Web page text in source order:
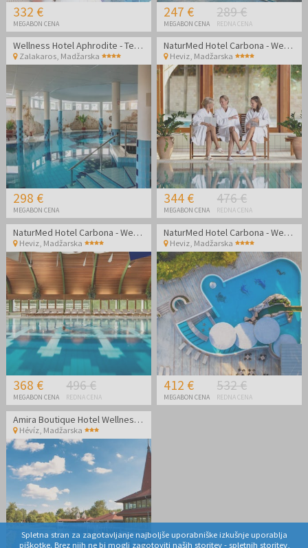
332 €
MEGABON CENA
247 €
MEGABON CENA
289 €
REDNA CENA
Wellness Hotel Aphrodite - Termalni oddih na Madžarskem
Zalakaros, Madžarska
298 €
MEGABON CENA
NaturMed Hotel Carbona - Wellness oddih
Heviz, Madžarska
344 €
MEGABON CENA
476 €
REDNA CENA
NaturMed Hotel Carbona - Wellness oddih
Heviz, Madžarska
368 €
MEGABON CENA
496 €
REDNA CENA
NaturMed Hotel Carbona - Wellness oddih
Heviz, Madžarska
412 €
MEGABON CENA
532 €
REDNA CENA
Amira Boutique Hotel Wellness & Spa - Oddih med tednom
Hévíz, Madžarska
Spletna stran za zagotavljanje najboljše uporabniške izkušnje uporablja
piškotke. Brez njih ne bi mogli zagotoviti naših storitev - spletnih storitev,